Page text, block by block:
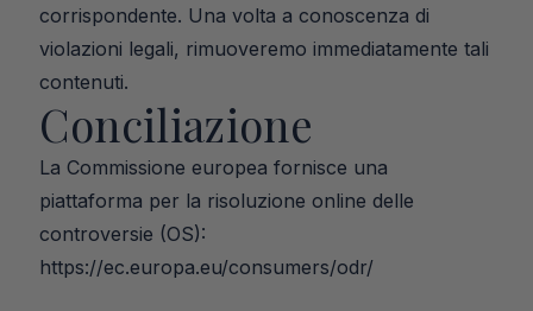
corrispondente. Una volta a conoscenza di
violazioni legali, rimuoveremo immediatamente tali
contenuti.
Conciliazione
La Commissione europea fornisce una
piattaforma per la risoluzione online delle
https://ec.europa.eu/consumers/odr/